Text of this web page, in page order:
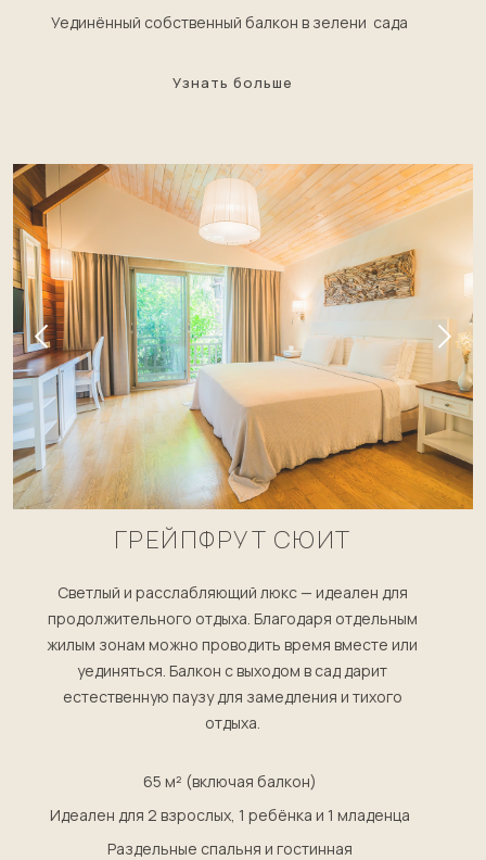
Уединённый собственный балкон в зелени сада
Узнать больше
ГРЕЙПФРУТ СЮИТ
Светлый и расслабляющий люкс — идеален для
продолжительного отдыха. Благодаря отдельным
жилым зонам можно проводить время вместе или
уединяться. Балкон с выходом в сад дарит
естественную паузу для замедления и тихого
отдыха.
65 м² (включая балкон)
Идеален для 2 взрослых, 1 ребёнка и 1 младенца
Раздельные спальня и гостинная